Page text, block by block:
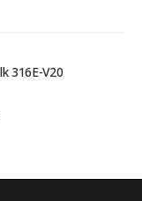
316E-V20